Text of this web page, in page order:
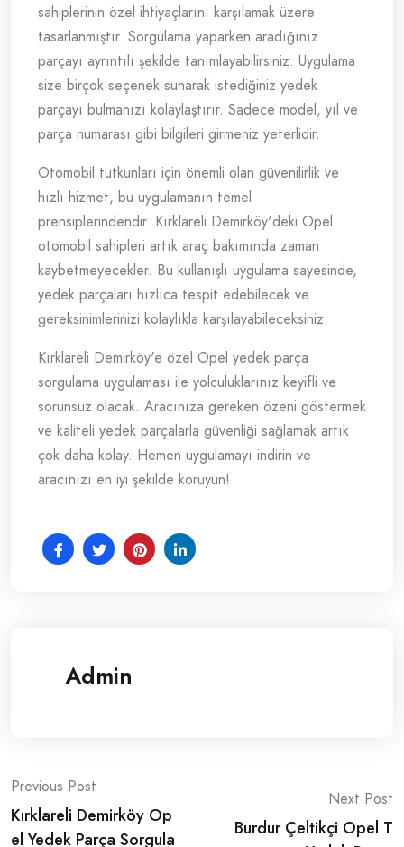
sahiplerinin özel ihtiyaçlarını karşılamak üzere
tasarlanmıştır. Sorgulama yaparken aradığınız
parçayı ayrıntılı şekilde tanımlayabilirsiniz. Uygulama
size birçok seçenek sunarak istediğiniz yedek
parçayı bulmanızı kolaylaştırır. Sadece model, yıl ve
parça numarası gibi bilgileri girmeniz yeterlidir.
Otomobil tutkunları için önemli olan güvenilirlik ve
hızlı hizmet, bu uygulamanın temel
prensiplerindendir. Kırklareli Demirköy'deki Opel
otomobil sahipleri artık araç bakımında zaman
kaybetmeyecekler. Bu kullanışlı uygulama sayesinde,
yedek parçaları hızlıca tespit edebilecek ve
gereksinimlerinizi kolaylıkla karşılayabileceksiniz.
Kırklareli Demirköy'e özel Opel yedek parça
sorgulama uygulaması ile yolculuklarınız keyifli ve
sorunsuz olacak. Aracınıza gereken özeni göstermek
ve kaliteli yedek parçalarla güvenliği sağlamak artık
çok daha kolay. Hemen uygulamayı indirin ve
aracınızı en iyi şekilde koruyun!
Admin
Post
navigation
Previous Post
Kırklareli Demirköy Op
el Yedek Parça Sorgula
Next Post
Burdur Çeltikçi Opel T